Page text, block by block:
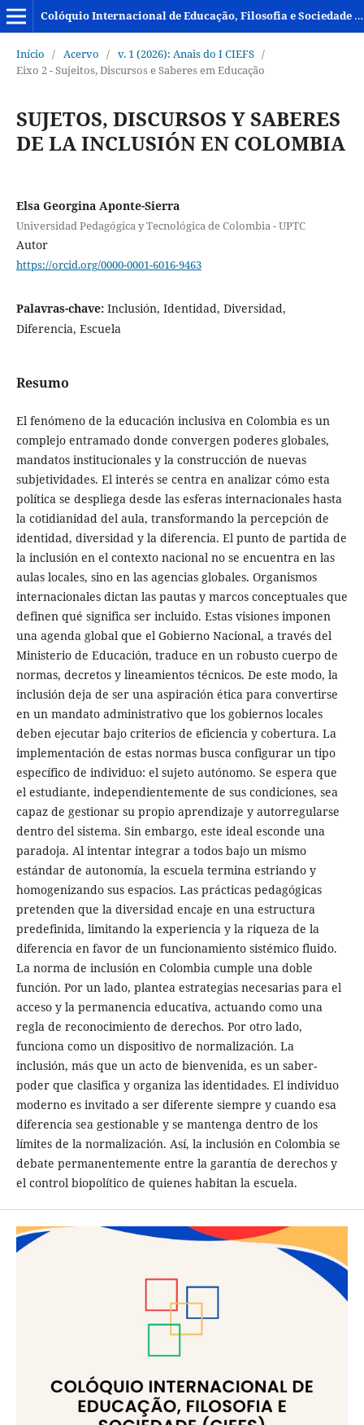
Colóquio Internacional de Educação, Filosofia e Sociedade - CIEFS
Início / Acervo / v. 1 (2026): Anais do I CIEFS /
Eixo 2 - Sujeitos, Discursos e Saberes em Educação
SUJETOS, DISCURSOS Y SABERES
DE LA INCLUSIÓN EN COLOMBIA
Elsa Georgina Aponte-Sierra
Universidad Pedagógica y Tecnológica de Colombia - UPTC
Autor
https://orcid.org/0000-0001-6016-9463
Palavras-chave: Inclusión, Identidad, Diversidad,
Diferencia, Escuela
Resumo
El fenómeno de la educación inclusiva en Colombia es un
complejo entramado donde convergen poderes globales,
mandatos institucionales y la construcción de nuevas
subjetividades. El interés se centra en analizar cómo esta
política se despliega desde las esferas internacionales hasta
la cotidianidad del aula, transformando la percepción de
identidad, diversidad y la diferencia. El punto de partida de
la inclusión en el contexto nacional no se encuentra en las
aulas locales, sino en las agencias globales. Organismos
internacionales dictan las pautas y marcos conceptuales que
definen qué significa ser incluido. Estas visiones imponen
una agenda global que el Gobierno Nacional, a través del
Ministerio de Educación, traduce en un robusto cuerpo de
normas, decretos y lineamientos técnicos. De este modo, la
inclusión deja de ser una aspiración ética para convertirse
en un mandato administrativo que los gobiernos locales
deben ejecutar bajo criterios de eficiencia y cobertura. La
implementación de estas normas busca configurar un tipo
específico de individuo: el sujeto autónomo. Se espera que
el estudiante, independientemente de sus condiciones, sea
capaz de gestionar su propio aprendizaje y autorregularse
dentro del sistema. Sin embargo, este ideal esconde una
paradoja. Al intentar integrar a todos bajo un mismo
estándar de autonomía, la escuela termina estriando y
homogenizando sus espacios. Las prácticas pedagógicas
pretenden que la diversidad encaje en una estructura
predefinida, limitando la experiencia y la riqueza de la
diferencia en favor de un funcionamiento sistémico fluido.
La norma de inclusión en Colombia cumple una doble
función. Por un lado, plantea estrategias necesarias para el
acceso y la permanencia educativa, actuando como una
regla de reconocimiento de derechos. Por otro lado,
funciona como un dispositivo de normalización. La
inclusión, más que un acto de bienvenida, es un saber-
poder que clasifica y organiza las identidades. El individuo
moderno es invitado a ser diferente siempre y cuando esa
diferencia sea gestionable y se mantenga dentro de los
límites de la normalización. Así, la inclusión en Colombia se
debate permanentemente entre la garantía de derechos y
el control biopolítico de quienes habitan la escuela.